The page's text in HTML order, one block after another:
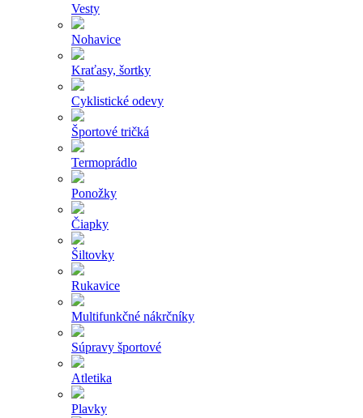
Vesty
Nohavice
Kraťasy, šortky
Cyklistické odevy
Športové tričká
Termoprádlo
Ponožky
Čiapky
Šiltovky
Rukavice
Multifunkčné nákrčníky
Súpravy športové
Atletika
Plavky